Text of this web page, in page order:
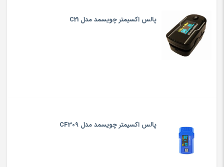
پالس اکسیمتر چویسمد مدل C21
پالس اکسیمتر چویسمد مدل CF309